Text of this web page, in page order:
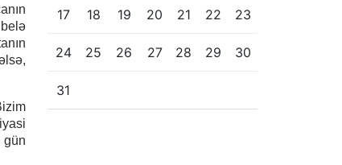
17 18 19 20 21 22 23
24 25 26 27 28 29 30
31